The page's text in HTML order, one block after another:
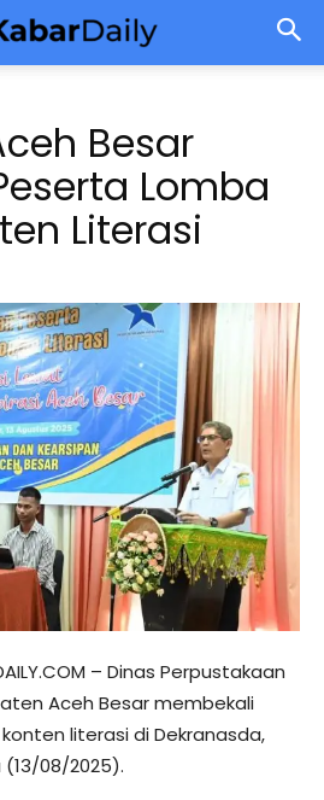
Besar
Lomba
Literasi
– Dinas Perpustakaan
Aceh Besar membekali
literasi di Dekranasda,
(13/08/2025).